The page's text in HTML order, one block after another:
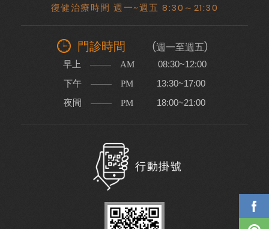
復健治療時間 週一~週五 8:30～21:30
門診時間 (週一至週五)
早上 AM 08:30~12:00
下午 PM 13:30~17:00
夜間 PM 18:00~21:00
行動掛號